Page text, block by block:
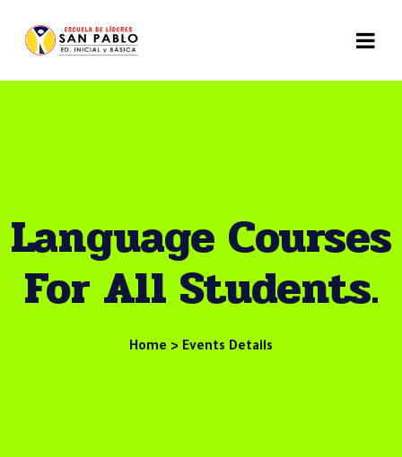
Language Courses
For All Students.
Home > Events Details